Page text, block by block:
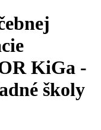
KiGa -
školy